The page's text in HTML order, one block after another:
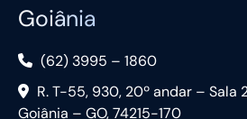
Goiânia
(62) 3995 – 1860
R. T-55, 930, 20º andar – Sala
Goiânia – GO, 74215-170